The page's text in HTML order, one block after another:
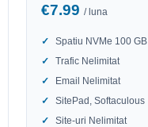
€7.99 / luna
Spatiu NVMe 100 GB
Trafic Nelimitat
Email Nelimitat
SitePad, Softaculous
Site-uri Nelimitat